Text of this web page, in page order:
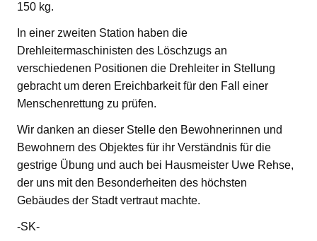
150 kg.
In einer zweiten Station haben die
Drehleitermaschinisten des Löschzugs an
verschiedenen Positionen die Drehleiter in Stellung
gebracht um deren Ereichbarkeit für den Fall einer
Menschenrettung zu prüfen.
Wir danken an dieser Stelle den Bewohnerinnen und
Bewohnern des Objektes für ihr Verständnis für die
gestrige Übung und auch bei Hausmeister Uwe Rehse,
der uns mit den Besonderheiten des höchsten
Gebäudes der Stadt vertraut machte.
-SK-